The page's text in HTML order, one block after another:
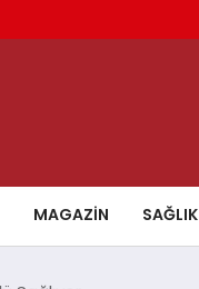
MAGAZIN SAĞLIK